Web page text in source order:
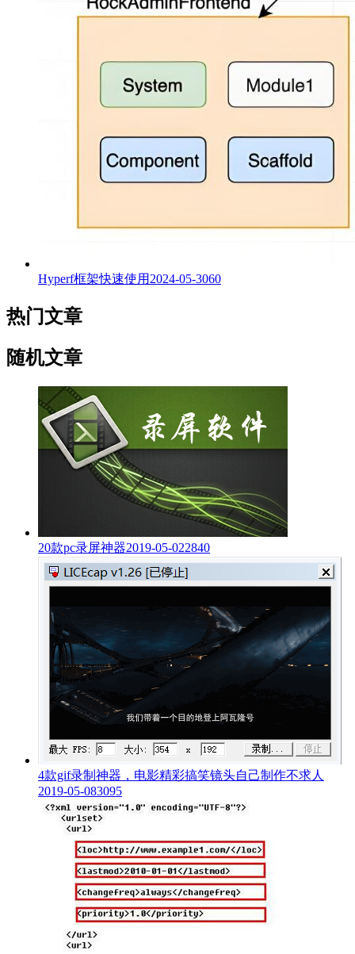
Hyperf框架快速使用 2024-05-3060
热门文章
随机文章
20款pc录屏神器2019-05-022840
4款gif录制神器，电影精彩搞笑镜头自己制作不求人
2019-05-083095